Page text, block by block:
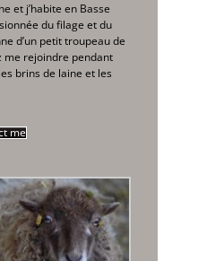
et j’habite en Basse
du filage et du
d’un petit troupeau de
me rejoindre pendant
brins de laine et les
me